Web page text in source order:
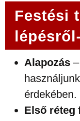
Festési
Alapozás
érdekében.
Első réteg